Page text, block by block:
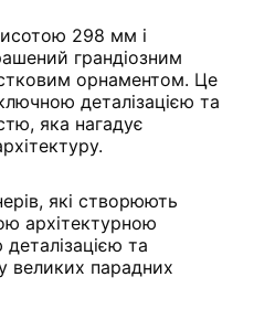
298 мм і
грандіозним
орнаментом. Це
деталізацією та
яка нагадує
які створюють
архітектурною
та
великих парадних